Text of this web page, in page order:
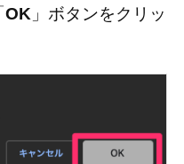
OK 」ボタンをクリッ